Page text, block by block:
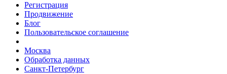
Регистрация
Продвижение
Блог
Пользовательское соглашение
Москва
Обработка данных
Санкт-Петербург